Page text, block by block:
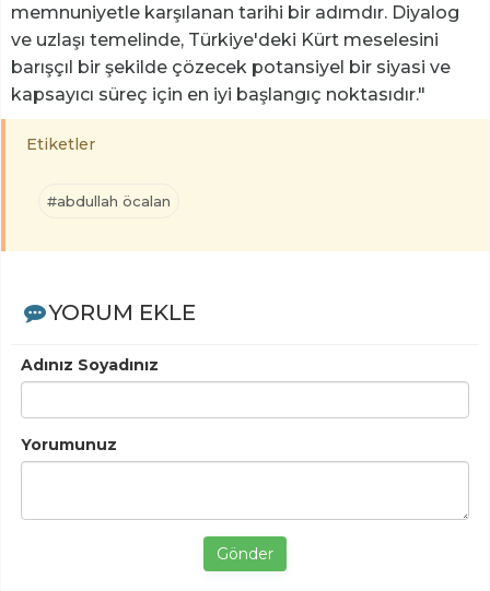
memnuniyetle karşılanan tarihi bir adımdır. Diyalog
ve uzlaşı temelinde, Türkiye'deki Kürt meselesini
barışçıl bir şekilde çözecek potansiyel bir siyasi ve
kapsayıcı süreç için en iyi başlangıç noktasıdır."
Etiketler
#abdullah öcalan
YORUM EKLE
Adınız Soyadınız
Yorumunuz
Gönder